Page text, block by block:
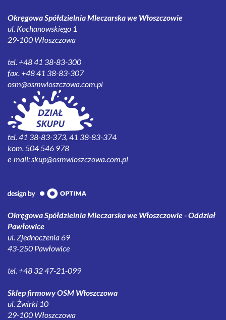
Okręgowa Spółdzielnia Mleczarska we Włoszczowie
ul. Kochanowskiego 1
29-100 Włoszczowa
tel. +48 41 38-83-300
fax. +48 41 38-83-307
osm@osmwloszczowa.com.pl
tel. 41 38-83-373, 41 38-83-374
kom. 504 546 978
e-mail:skup@osmwloszczowa.com.pl
Okręgowa Spółdzielnia Mleczarska we Włoszczowie - Oddział
Pawłowice
ul. Zjednoczenia 69
43-250 Pawłowice
tel. +48 32 47-21-099
Sklep firmowy OSM Włoszczowa
ul. Żwirki 10
29-100 Włoszczowa